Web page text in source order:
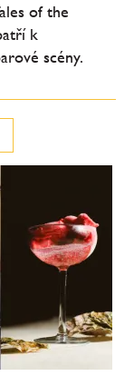
of the
k
scény.